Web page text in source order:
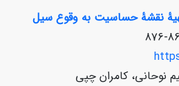
نقشۀ حساسیت به وقوع سیل
نوحانی، کامران چپی